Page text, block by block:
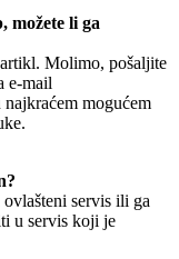
možete li ga
Molimo, pošaljite
e-mail
mogućem
servis ili ga
u servis koji je